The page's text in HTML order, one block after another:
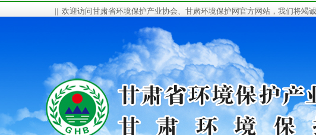
|| 欢迎访问甘肃省环境保护产业协会、甘肃环境保护网官方网站，我们将竭